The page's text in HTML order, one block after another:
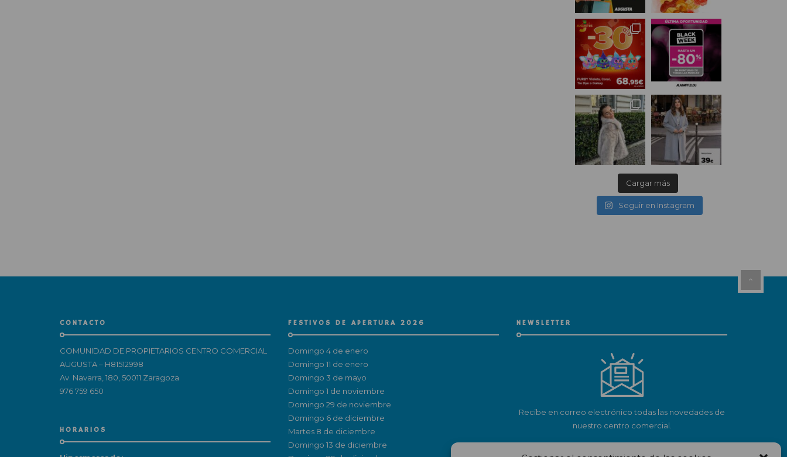
Cargar más
Seguir en Instagram
CONTACTO
COMUNIDAD DE PROPIETARIOS CENTRO COMERCIAL
AUGUSTA – H81512998
Av. Navarra, 180, 50011 Zaragoza
976 759 650
HORARIOS
FESTIVOS DE APERTURA 2026
Domingo 4 de enero
Domingo 11 de enero
Domingo 3 de mayo
Domingo 1 de noviembre
Domingo 29 de noviembre
Domingo 6 de diciembre
Martes 8 de diciembre
Domingo 13 de diciembre
NEWSLETTER
Recibe en correo electrónico todas las novedades de
nuestro centro comercial.